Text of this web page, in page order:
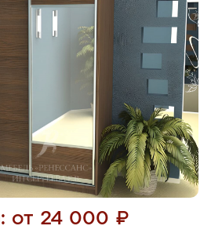
от 24 000 ₽